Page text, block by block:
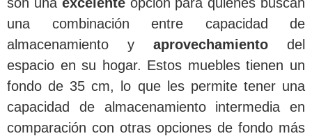
una combinación entre capacidad de
almacenamiento y aprovechamiento del
espacio en su hogar. Estos muebles tienen un
fondo de 35 cm, lo que les permite tener una
capacidad de almacenamiento intermedia en
comparación con otras opciones de fondo más